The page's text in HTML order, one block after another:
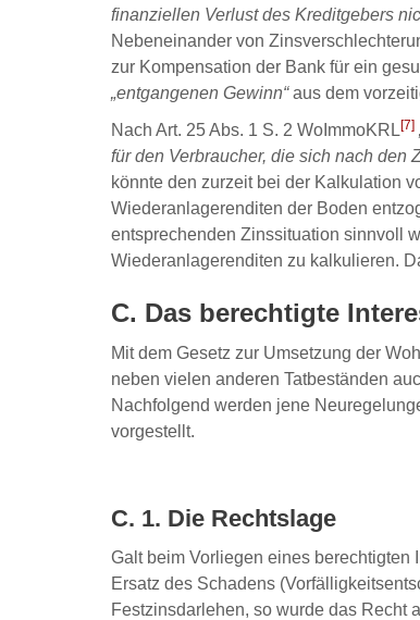
finanziellen Verlust des Kreditgebers
Nebeneinander von
zur Kompensation der Bank für ein
„entgangenen Gewinn“aus dem
Nach Art. 25 Abs. 1 S. 2 WoImmoKRL[7]
für den Verbraucher, die sich nach den
könnte den zurzeit bei der Kalkulation
Wiederanlagerenditen der Boden
entsprechenden Zinssituation sinnvoll
Wiederanlagerenditen zu kalkulieren.
C. Das berechtigte
Mit dem Gesetz zur Umsetzung der
neben vielen anderen Tatbeständen
Nachfolgend werden jene
vorgestellt.
C. 1. Die Rechtslage
Galt beim Vorliegen eines
Ersatz des Schadens
Festzinsdarlehen, so wurde das Recht